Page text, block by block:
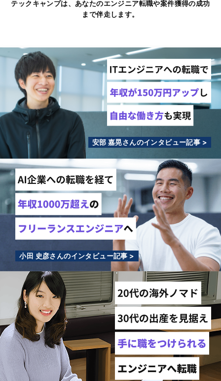
テックキャンプは、あなたのエンジニア転職や案件獲得の成功
まで伴走します。
安部 嘉晃さんのインタビュー記事 >
小田 史彦さんのインタビュー記事 >